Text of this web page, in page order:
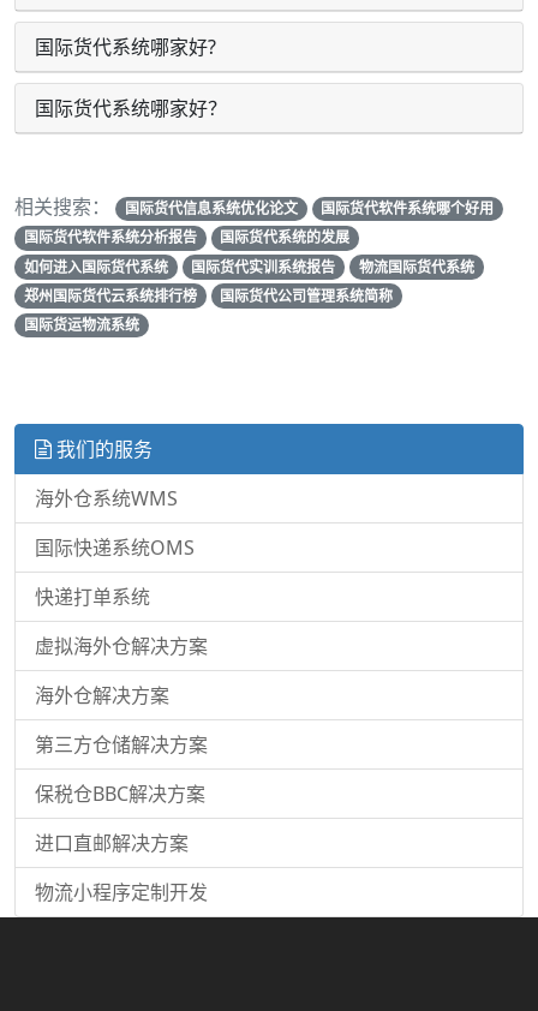
国际货代系统哪家好?
国际货代系统哪家好？
相关搜索： 国际货代信息系统优化论文
国际货代软件系统哪个好用
国际货代软件系统分析报告
国际货代系统的发展
如何进入国际货代系统
国际货代实训系统报告
物流国际货代系统
郑州国际货代云系统排行榜
国际货代公司管理系统简称
国际货运物流系统
我们的服务
海外仓系统WMS
国际快递系统OMS
快递打单系统
虚拟海外仓解决方案
海外仓解决方案
第三方仓储解决方案
保税仓BBC解决方案
进口直邮解决方案
物流小程序定制开发